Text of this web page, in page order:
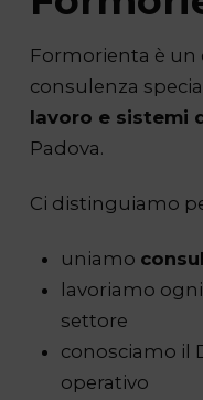
Formorienta è un
consulenza
lavoro e sistemi
Padova.
Ci distinguiamo
uniamo
lavoriamo
settore
conosciamo il
operativo